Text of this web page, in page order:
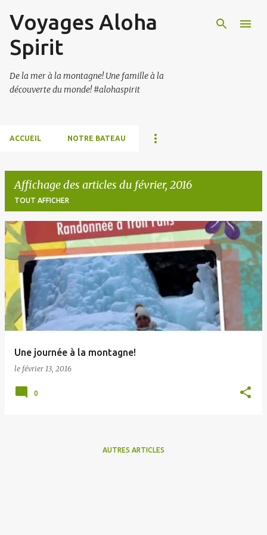
Accéder au contenu principal
Voyages Aloha
Spirit
De la mer à la montagne! Une famille à la
découverte du monde! #alohaspirit
ACCUEIL NOTRE BATEAU
Affichage des articles du février, 2016
TOUT AFFICHER
A
r
c
Une journée à la montagne!
le février 13, 2016
0
AUTRES ARTICLES